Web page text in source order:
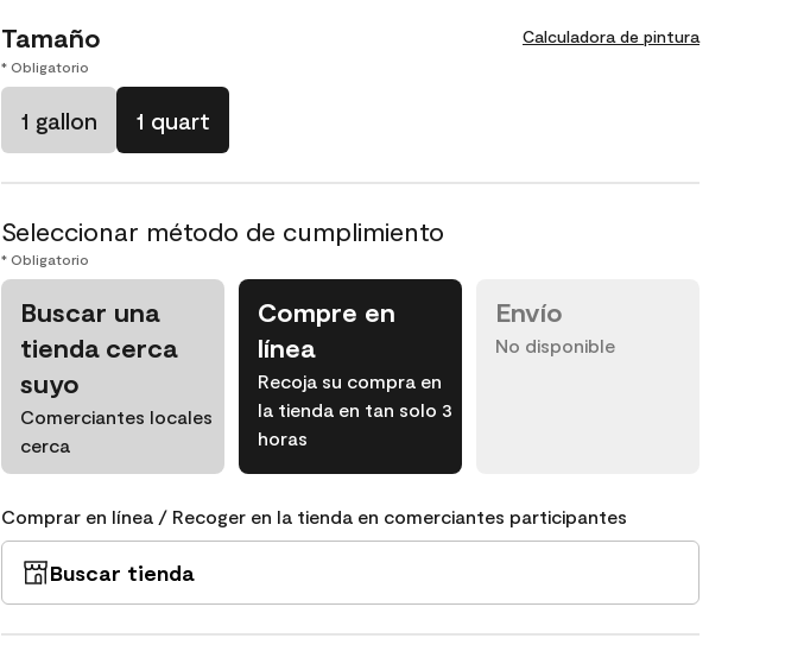
Tamaño Calculadora de pintura
* Obligatorio
1 gallon 1 quart
Seleccionar método de cumplimiento
* Obligatorio
Buscar una
tienda cerca
suyo
Comerciantes locales
cerca
Compre en
línea
Recoja su compra en
la tienda en tan solo 3
horas
Envío
No disponible
Comprar en línea / Recoger en la tienda en comerciantes participantes
Buscar tienda